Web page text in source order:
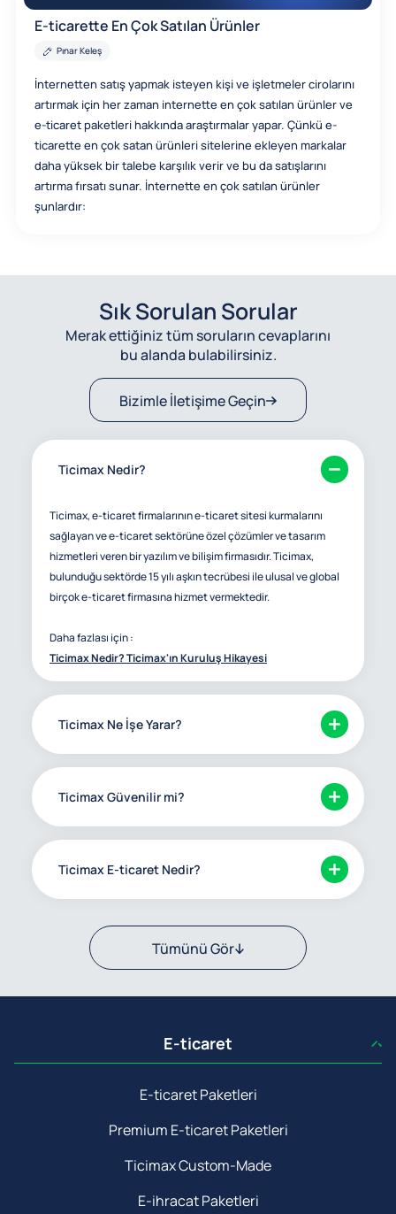
E-ticarette En Çok Satılan Ürünler
Pınar Keleş
İnternetten satış yapmak isteyen kişi ve işletmeler cirolarını
artırmak için her zaman internette en çok satılan ürünler ve
e-ticaret paketleri hakkında araştırmalar yapar. Çünkü e-
ticarette en çok satan ürünleri sitelerine ekleyen markalar
daha yüksek bir talebe karşılık verir ve bu da satışlarını
artırma fırsatı sunar. İnternette en çok satılan ürünler
şunlardır:
Sık Sorulan Sorular
Merak ettiğiniz tüm soruların cevaplarını
bu alanda bulabilirsiniz.
Bizimle İletişime Geçin
Ticimax Nedir?
Ticimax, e-ticaret firmalarının e-ticaret sitesi kurmalarını
sağlayan ve e-ticaret sektörüne özel çözümler ve tasarım
hizmetleri veren bir yazılım ve bilişim firmasıdır. Ticimax,
bulunduğu sektörde 15 yılı aşkın tecrübesi ile ulusal ve global
birçok e-ticaret firmasına hizmet vermektedir.
Daha fazlası için :
Ticimax Nedir? Ticimax'ın Kuruluş Hikayesi
Ticimax Ne İşe Yarar?
Ticimax Güvenilir mi?
Ticimax E-ticaret Nedir?
Tümünü Gör
E-ticaret
E-ticaret Paketleri
Premium E-ticaret Paketleri
Ticimax Custom-Made
E-ihracat Paketleri